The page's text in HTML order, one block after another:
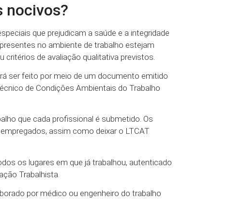
nocivos?
que prejudicam a saúde e a integridade
no ambiente de trabalho estejam
de avaliação qualitativa previstos.
ser feito por meio de um documento emitido
de Condições Ambientais do Trabalho
que cada profissional é submetido. Os
assim como deixar o LTCAT
os lugares em que já trabalhou, autenticado
Trabalhista.
por médico ou engenheiro do trabalho